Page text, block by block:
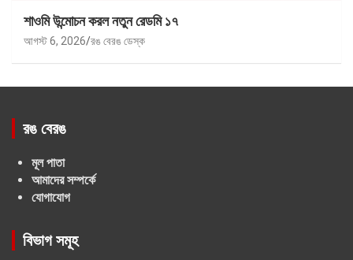
শাওমি উন্মোচন করল নতুন রেডমি ১৭
আগস্ট 6, 2026 রঙ বেরঙ ডেস্ক
রঙ বেরঙ
মূল পাতা
আমাদের সম্পর্কে
যোগাযোগ
বিভাগ সমূহ